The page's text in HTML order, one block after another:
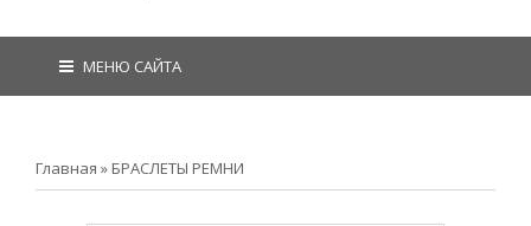
МЕНЮ САЙТА
Главная » БРАСЛЕТЫ РЕМНИ